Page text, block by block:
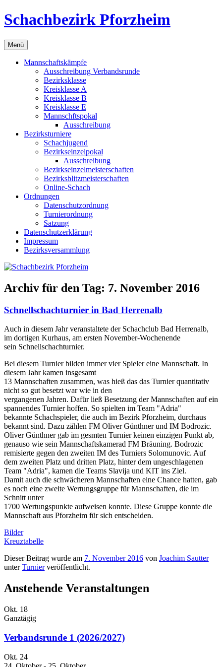
Zum
Inhalt
Schachbezirk Pforzheim
Menü
Mannschaftskämpfe
Ausschreibung Verbandsrunde
Bezirksklasse
Kreisklasse A
Kreisklasse B
Kreisklasse E
Mannschftspokal
Ausschreibung
Bezirksturniere
Schachjugend
Bezirkseinzelpokal
Ausschreibung
Bezirkseinzelmeisterschaften
Bezirksblitzmeisterschaften
Online-Schach
Ordnungen
Datenschutzordnung
Turnierordnung
Satzung
Datenschutzerklärung
Impressum
Bezirksversammlung
Archiv für den Tag: 7. November 2016
Schnellschachturnier in Bad Herrenalb
Auch in diesem Jahr veranstaltete der Schachclub Bad Herrenalb,
im dortigen Kurhaus, am ersten November-Wochenende
sein Schnellschachturnier.
Bei diesem Turnier bilden immer vier Spieler eine Mannschaft. In
diesem Jahr kamen insgesamt
13 Mannschaften zusammen, was hieß das das Turnier quantitativ
nicht so gut besetzt war wie in den
vergangenen Jahren. Dafür ließ Besetzung der Mannschaften auf ein
spannendes Turnier hoffen. So spielten im Team "Adria"
bekannte Schachspieler, die auch im Bezirk Pforzheim, durchaus
bekannt sind. Dazu zählen FM Oliver Günthner und IM Bodrozic.
Oliver Günthner gab im gesmten Turnier keinen einzigen Punkt ab,
genauso wie sein Mannschaftskamerad FM Bräuning. Bodrozic
remisierte gegen den zweiten IM des Turniers Solomunovic. Auf
dem zweiten Platz und dritten Platz, hinter dem ungeschlagenen
Team "Adria", kamen die Teams Slavija und KIT ins Ziel.
Damit auch die schwächeren Mannschaften eine Chance hatten, gab
es noch eine zweite Wertungsgruppe für Mannschaften, die im
Schnitt unter
1700 Wertungspunkte aufweisen konnte. Diese Gruppe konnte die
Mannschaft aus Pforzheim für sich entscheiden.
Bilder
Kreuztabelle
Dieser Beitrag wurde am 7. November 2016 von Joachim Sautter
unterTurnierveröffentlicht.
Anstehende Veranstaltungen
Okt. 18
Ganztägig
Verbandsrunde 1 (2026/2027)
Okt. 24